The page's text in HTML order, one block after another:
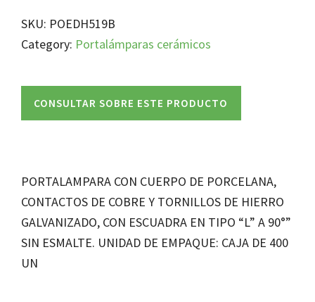
SKU: POEDH519B
Category: Portalámparas cerámicos
CONSULTAR SOBRE ESTE PRODUCTO
PORTALAMPARA CON CUERPO DE PORCELANA,
CONTACTOS DE COBRE Y TORNILLOS DE HIERRO
GALVANIZADO, CON ESCUADRA EN TIPO “L” A 90°”
SIN ESMALTE. UNIDAD DE EMPAQUE: CAJA DE 400
UN